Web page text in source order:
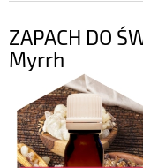
ZAPACH DO
Myrrh